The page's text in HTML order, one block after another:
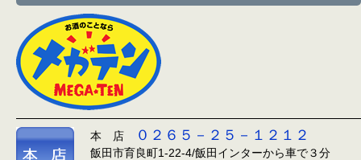
本 店 ０２６５－２５－１２１２
飯田市育良町1-22-4/飯田インターから車で３分